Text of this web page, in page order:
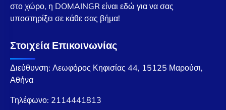
στο χώρο, η DOMAINGR είναι εδώ για να σας
υποστηρίξει σε κάθε σας βήμα!
Στοιχεία Επικοινωνίας
Διεύθυνση: Λεωφόρος Κηφισίας 44, 15125 Μαρούσι,
Αθήνα
Τηλέφωνο: 2114441813